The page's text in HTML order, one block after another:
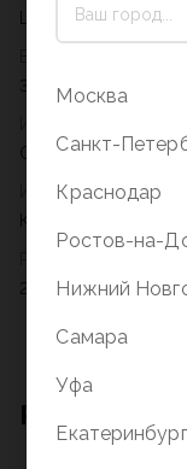
LG30-NS-DRESS-RU
3+
Симбат
Издательский бренд
Карапуз
23x36x8
Москва
Санкт-
Краснодар
Ростов-на-
Нижний
Самара
Уфа
Екатеринбург